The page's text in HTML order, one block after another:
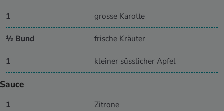
1 grosse Karotte
½ Bund frische Kräuter
1 kleiner süsslicher Apfel
Sauce
1 Zitrone